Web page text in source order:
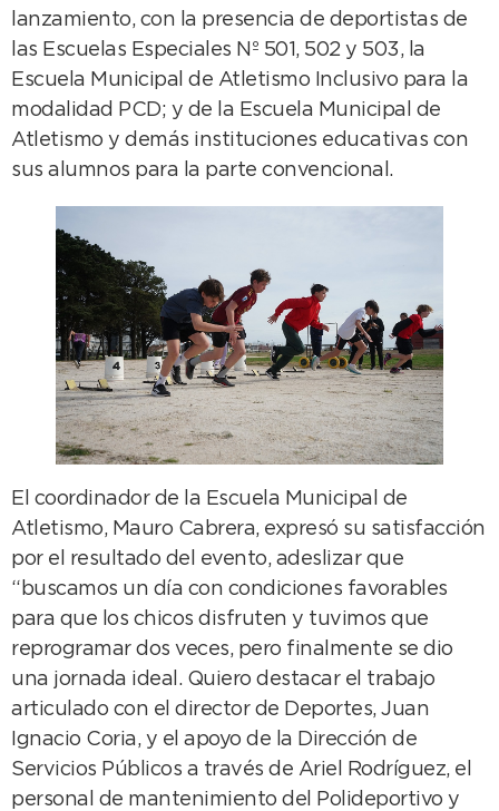
lanzamiento, con la presencia de deportistas de
las Escuelas Especiales Nº 501, 502 y 503, la
Escuela Municipal de Atletismo Inclusivo para la
modalidad PCD; y de la Escuela Municipal de
Atletismo y demás instituciones educativas con
sus alumnos para la parte convencional.
El coordinador de la Escuela Municipal de
Atletismo, Mauro Cabrera, expresó su satisfacción
por el resultado del evento, adeslizar que
“buscamos un día con condiciones favorables
para que los chicos disfruten y tuvimos que
reprogramar dos veces, pero finalmente se dio
una jornada ideal. Quiero destacar el trabajo
articulado con el director de Deportes, Juan
Ignacio Coria, y el apoyo de la Dirección de
Servicios Públicos a través de Ariel Rodríguez, el
personal de mantenimiento del Polideportivo y